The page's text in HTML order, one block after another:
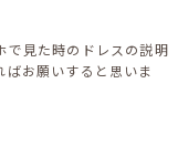
で見た時のドレスの説明
お願いすると思いま